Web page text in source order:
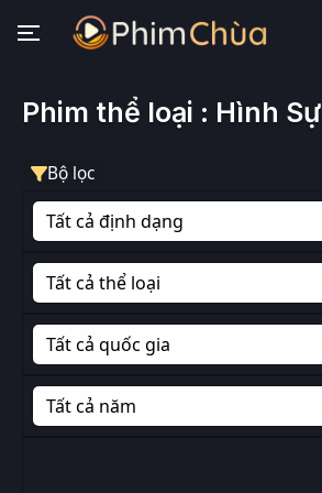
Phim thể loại : Hình Sự
Bộ lọc